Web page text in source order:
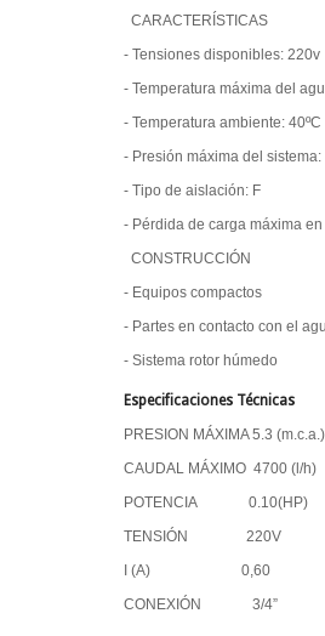
CARACTERÍSTICAS
- Tensiones disponibles: 220v
- Temperatura máxima del
- Temperatura ambiente: 40ºC
- Presión máxima del sistema:
- Tipo de aislación: F
- Pérdida de carga máxima
CONSTRUCCIÓN
- Equipos compactos
- Partes en contacto con el
- Sistema rotor húmedo
Especificaciones Técnicas
PRESION MÁXIMA 5.3 (m.c.a.)
CAUDAL MÁXIMO 4700 (l/h)
POTENCIA 0.10(HP)
TENSIÓN 220V
I (A) 0,60
CONEXIÓN 3/4”